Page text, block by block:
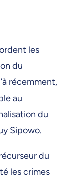
les
du
récemment,
au
du
Sipowo.
du
les crimes